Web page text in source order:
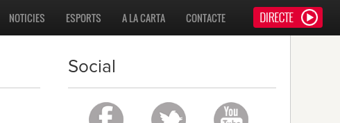
CONTACTE
A LA CARTA
ESPORTS
NOTICIES
Social